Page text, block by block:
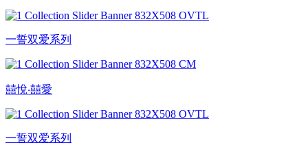
一誓双爱系列
囍悅‧囍愛
一誓双爱系列